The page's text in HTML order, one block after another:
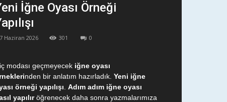
İğne Oyası Örneği
Haziran 2026 301 0
modası geçmeyecek iğne oyası
nden bir anlatım hazırladık. Yeni iğne
örneği yapılışı Adım adım iğne oyası
yapılıröğrenecek daha sonra yazmalarımıza